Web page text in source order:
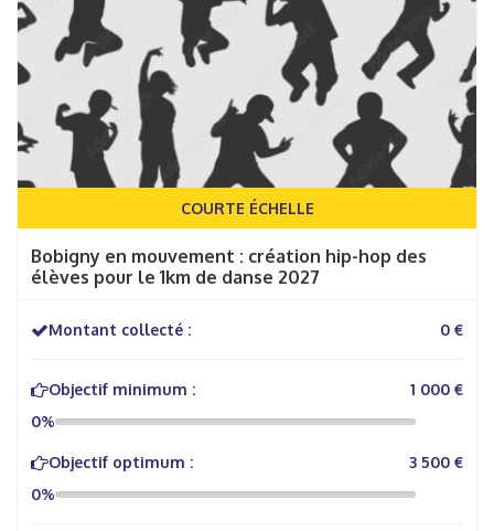
COURTE ÉCHELLE
Bobigny en mouvement : création hip-hop des
élèves pour le 1km de danse 2027
Montant collecté : 0 €
Objectif minimum :
1 000 €
0%
Objectif optimum :
3 500 €
0%